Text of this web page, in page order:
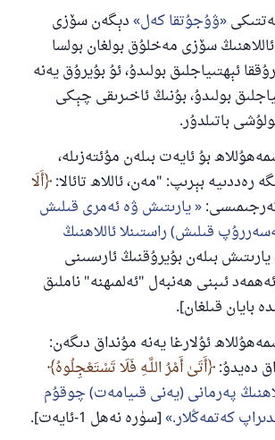
ۋۇجۇتقا كەل دېگەن سۆزى
سۆزى مەخلۇق بولغان بولسا
ئېھتىياجلىق بولىدۇ، ئۇ بۇيرۇق يەنە
بولىدۇ، بۇنىڭ ئاخىرىقى چېكى
باتىلدۇر.
بۇ ئايەت بىلەن مۇئتەزىلە،
رەددىيە بېرىپ: "مەن، ئاللاھ تائالا: أَلَا
يارىتىش ۋە ئەمرى قىلىش
قىلىش) راستىنلا ئاللاھنىڭ
بىلەن بۇيرۇقنىڭ ئارىسىنى
ئىبنى ھەنبەل "ئەلمىھنە" ناملىق
ئۇلارغا يەنە مۇنداق دىگەن:
دەيدۇ: أَتَىٰ أَمْرُ اللَّـهِ فَلَا تَسْتَعْجِلُوهُ
پەرمانى (يەنى قىيامەت) چوقۇم
كەتمەڭلار. [سۈرە نەھل 1-ئايەت].